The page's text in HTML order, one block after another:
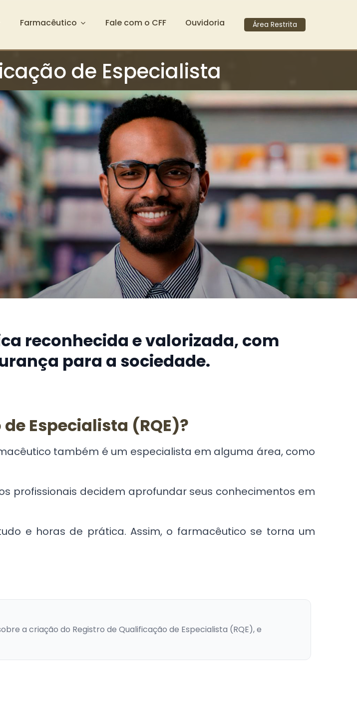
Farmacêutico Fale com o CFF Ouvidoria Área Restrita
de Especialista
reconhecida e valorizada, com
para a sociedade.
Especialista (RQE)?
também é um especialista em alguma área, como
profissionais decidem aprofundar seus conhecimentos em
e horas de prática. Assim, o farmacêutico se torna um
a criação do Registro de Qualificação de Especialista (RQE), e